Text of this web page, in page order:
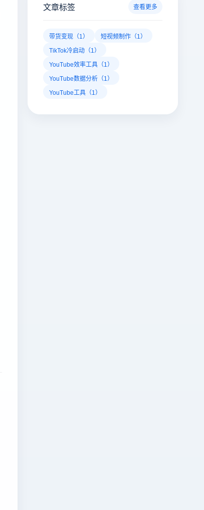
文章标签 查看更多
带货变现（1）
短视频制作（1）
TikTok冷启动（1）
YouTube效率工具（1）
YouTube数据分析（1）
YouTube工具（1）